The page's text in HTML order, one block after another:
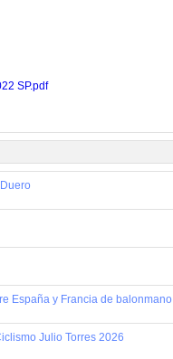
SP.pdf
España y Francia de balonmano
Julio Torres 2026